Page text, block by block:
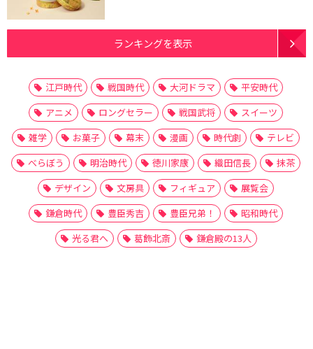
ランキングを表示
江戸時代 戦国時代 大河ドラマ
平安時代
アニメ
ロングセラー 戦国武将
スイーツ
雑学
お菓子 幕末 漫画 時代劇
テレビ
べらぼう
明治時代 徳川家康 織田信長
抹茶
デザイン
文房具 フィギュア
展覧会
鎌倉時代
豊臣秀吉 豊臣兄弟！
昭和時代
光る君へ
葛飾北斎 鎌倉殿の13人